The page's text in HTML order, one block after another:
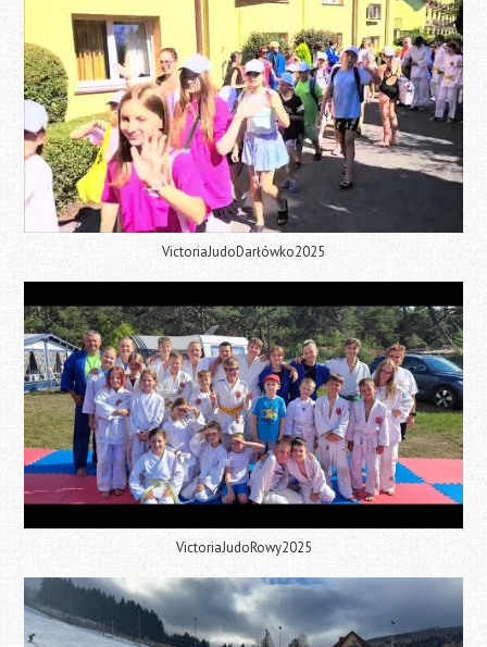
VictoriaJudoDarłówko2025
VictoriaJudoRowy2025